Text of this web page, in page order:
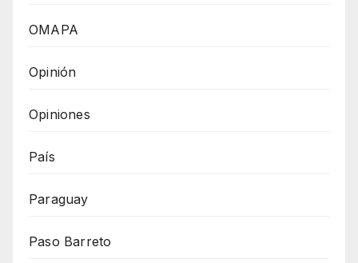
OMAPA
Opinión
Opiniones
País
Paraguay
Paso Barreto